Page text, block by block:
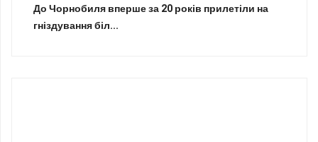
До Чорнобиля вперше за 20 років прилетіли на
гніздування біл...